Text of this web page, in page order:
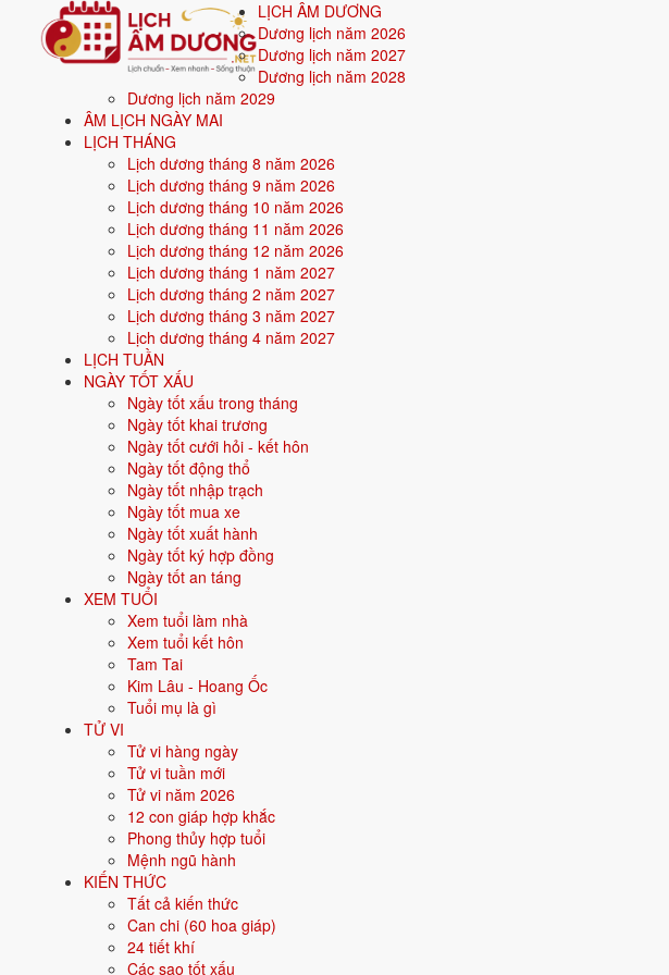
LỊCH ÂM DƯƠNG
Dương lịch năm 2026
Dương lịch năm 2027
Dương lịch năm 2028
Dương lịch năm 2029
ÂM LỊCH NGÀY MAI
LỊCH THÁNG
Lịch dương tháng 8 năm 2026
Lịch dương tháng 9 năm 2026
Lịch dương tháng 10 năm 2026
Lịch dương tháng 11 năm 2026
Lịch dương tháng 12 năm 2026
Lịch dương tháng 1 năm 2027
Lịch dương tháng 2 năm 2027
Lịch dương tháng 3 năm 2027
Lịch dương tháng 4 năm 2027
LỊCH TUẦN
NGÀY TỐT XẤU
Ngày tốt xấu trong tháng
Ngày tốt khai trương
Ngày tốt cưới hỏi - kết hôn
Ngày tốt động thổ
Ngày tốt nhập trạch
Ngày tốt mua xe
Ngày tốt xuất hành
Ngày tốt ký hợp đồng
Ngày tốt an táng
XEM TUỔI
Xem tuổi làm nhà
Xem tuổi kết hôn
Tam Tai
Kim Lâu - Hoang Ốc
Tuổi mụ là gì
TỬ VI
Tử vi hàng ngày
Tử vi tuần mới
Tử vi năm 2026
12 con giáp hợp khắc
Phong thủy hợp tuổi
Mệnh ngũ hành
KIẾN THỨC
Tất cả kiến thức
Can chi (60 hoa giáp)
24 tiết khí
Các sao tốt xấu
Trang chủ
Văn khấn
Văn khấn Tạ đất cuối năm (tạ Thổ công, Thổ địa)
Văn khấn Tạ đất cuối năm (tạ Thổ
Cúng tạ đất từ 15 đến 30 tháng Chạp. Có thể chọn ngày 23 cùng Ông Táo hoặc ngày tốt
Dịp cúng: 15-30 tháng Chạp
15-30 tháng Chạp
Phân loại
Tết & cuối năm
Cúng Tạ Đất có ý nghĩa gì?
Tạ đất là lễ tạ ơn các vị thần cai quản đất đai nơi gia đình sinh sống. Dân gian tin đất có
Mục đích là mong gia trạch bình an sang năm mới. Nhiều nhà làm lễ này cùng dịp cúng Ông
Cúng Tạ Đất ngày giờ nào đẹp?
Cúng tạ đất trong khoảng từ 15 đến 30 tháng Chạp âm lịch. Có thể chọn đúng ngày 23 để
Thời gian: từ 15 đến 30 tháng Chạp âm lịch.
Có thể gộp cùng ngày 23 tháng Chạp với lễ Ông Táo.
Nên chọn ngày tốt, tránh ngày Tam Nương hoặc Nguyệt Kỵ trong tháng.
Cúng Tạ Đất cần chuẩn bị lễ vật gì?
Lễ tạ đất thường lớn hơn cúng ngày thường, thể hiện lòng thành với thần đất cả năm.
Hương hoa, trầu cau, rượu trà.
Mâm cỗ chay hoặc mặn tùy gia đình.
Vàng mã, ngựa giấy dâng các vị Thổ công, Thổ địa.
Bài văn khấn Tạ Đất đọc thế nào?
Bạn chọn 1 trong 2 bản, tùy độ trang trọng gia đình muốn dùng.